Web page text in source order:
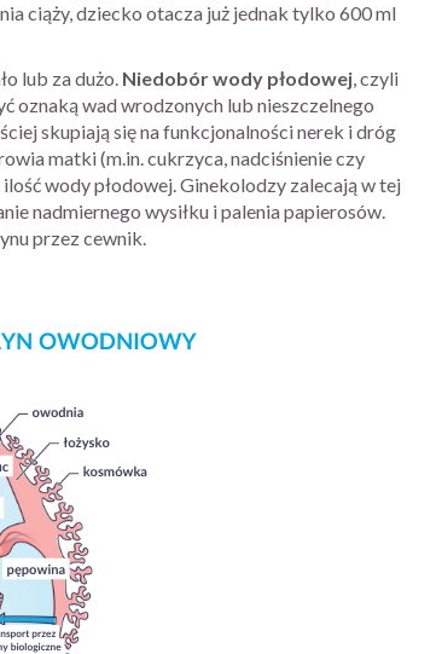
ciąży, dziecko otacza już jednak tylko 600 ml
lub za dużo. Niedobór wody płodowej, czyli
oznaką wad wrodzonych lub nieszczelnego
skupiają się na funkcjonalności nerek i dróg
matki (m.in. cukrzyca, nadciśnienie czy
wody płodowej. Ginekolodzy zalecają w tej
nadmiernego wysiłku i palenia papierosów.
przez cewnik.